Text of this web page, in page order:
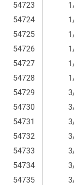
54723
54724
54725
54726
54727
54728
54729
54730
54731
54732
54733
54734
54735